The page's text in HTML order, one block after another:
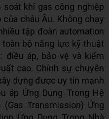
khí gas công nghiệp
châu Âu. Không chạy
tập đoàn automation
toàn bộ năng lực kỹ thuật
điều áp, bảo vệ và kiểm
cao. Chính sự chuyên
dựng được uy tín mạnh
áp Ứng Dụng Trong Hệ
Transmission) Ứng